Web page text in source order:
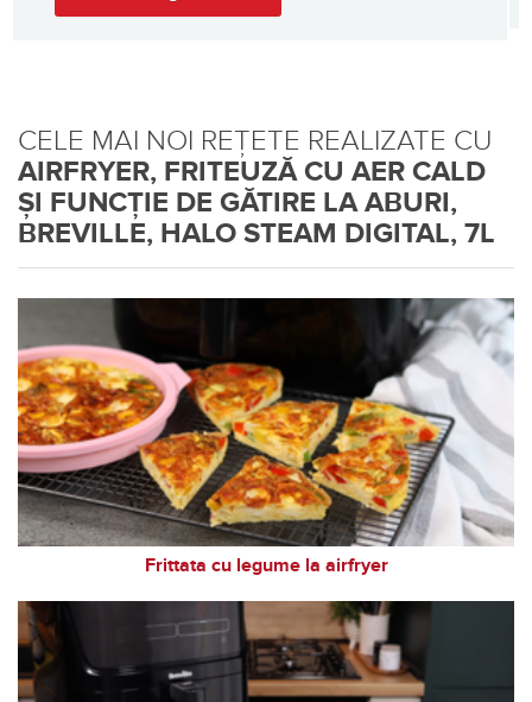
CELE MAI NOI REȚETE REALIZATE CU
AIRFRYER, FRITEUZĂ CU AER CALD
ȘI FUNCȚIE DE GĂTIRE LA ABURI,
BREVILLE, HALO STEAM DIGITAL, 7L
Frittata cu legume la airfryer